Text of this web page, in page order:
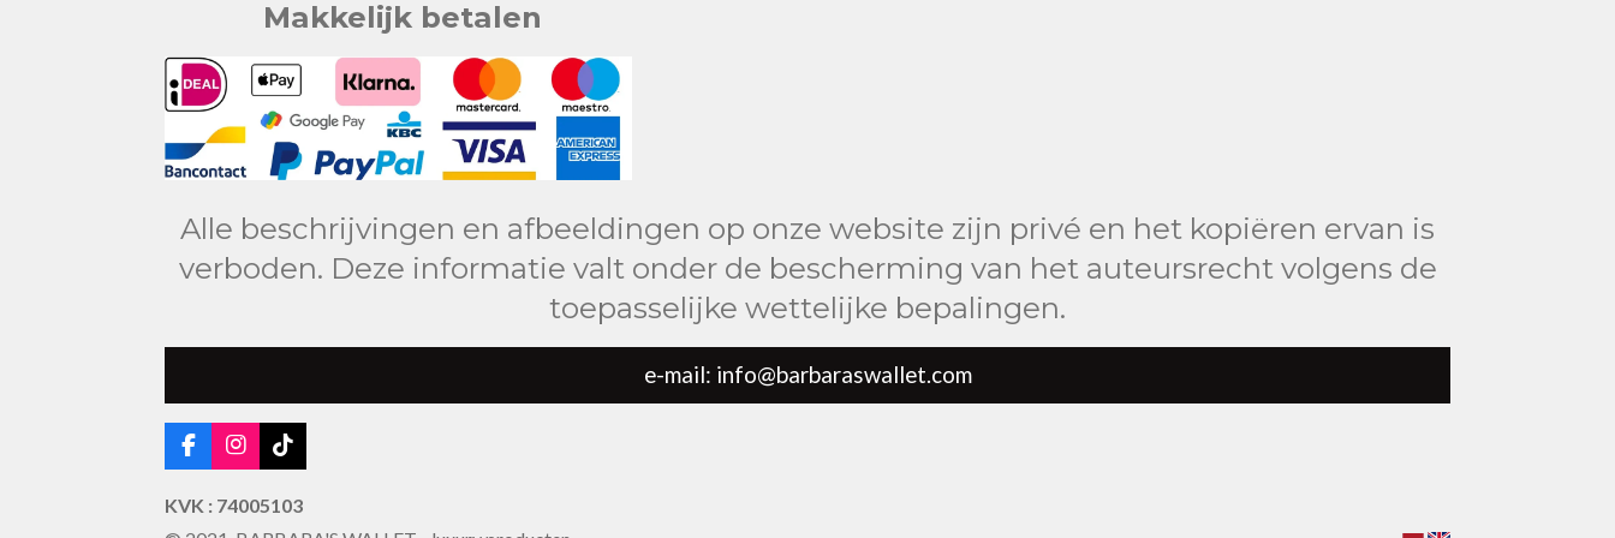
Makkelijk betalen
Alle beschrijvingen en afbeeldingen op onze website zijn privé en het kopiëren ervan is
verboden. Deze informatie valt onder de bescherming van het auteursrecht volgens de
toepasselijke wettelijke bepalingen.
e-mail: info@barbaraswallet.com
F
a
c
e
I
n
s
t
T
i
k
T
KVK : 74005103